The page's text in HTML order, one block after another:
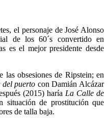
el personaje de José Alonso
de los 60´s convertido en
es el mejor presidente desde
las obsesiones de Ripstein; en
del puerto con Damián Alcázar
(2015) haría La Calle de
situación de prostitución que
de talla baja.